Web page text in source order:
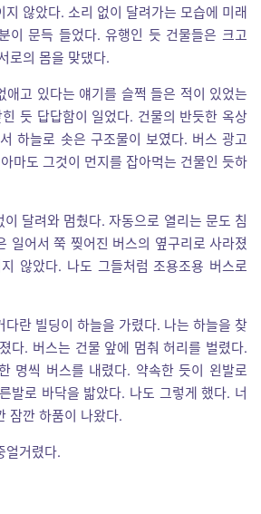
지 않았다. 소리 없이 달려가는 모습에 미래
이 문득 들었다. 유행인 듯 건물들은 크고
로의 몸을 맞댔다.
애고 있다는 얘기를 슬쩍 들은 적이 있었는
듯 답답함이 일었다. 건물의 반듯한 옥상
하늘로 솟은 구조물이 보였다. 버스 광고
마도 그것이 먼지를 잡아먹는 건물인 듯하
달려와 멈췄다. 자동으로 열리는 문도 침
일어서 쭉 찢어진 버스의 옆구리로 사라졌
않았다. 나도 그들처럼 조용조용 버스로
다란 빌딩이 하늘을 가렸다. 나는 하늘을 찾
다. 버스는 건물 앞에 멈춰 허리를 벌렸다.
명씩 버스를 내렸다. 약속한 듯이 왼발로
발로 바닥을 밟았다. 나도 그렇게 했다. 너
잠깐 하품이 나왔다.
얼거렸다.